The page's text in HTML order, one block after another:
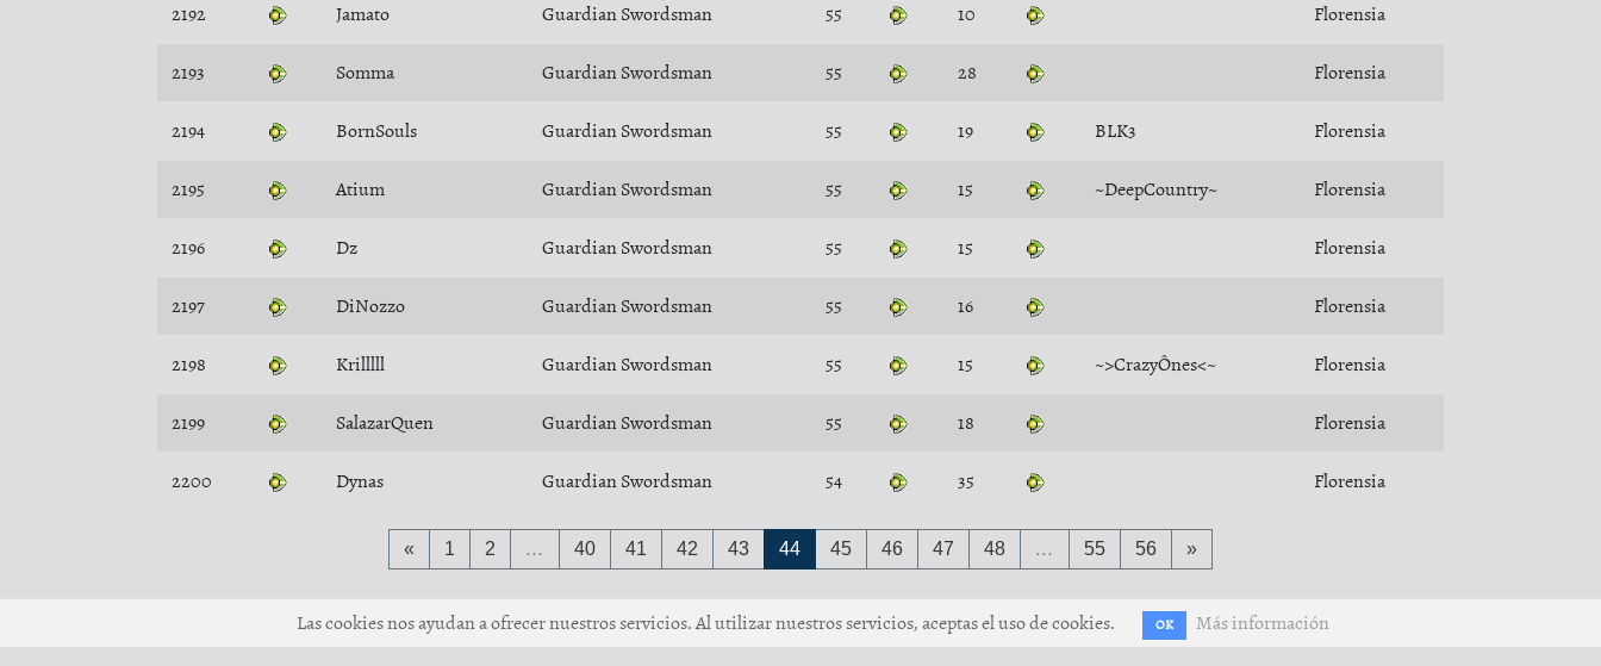
2192 Jamato Guardian Swordsman 55 10 Florensia
2193 Somma Guardian Swordsman 55 28 Florensia
2194 BornSouls Guardian Swordsman 55 19 BLK3 Florensia
2195 Atium Guardian Swordsman 55 15 ~DeepCountry~ Florensia
2196 Dz Guardian Swordsman 55 15 Florensia
2197 DiNozzo Guardian Swordsman 55 16 Florensia
2198 Krilllll Guardian Swordsman 55 15 ~>CrazyÔnes<~ Florensia
2199 SalazarQuen Guardian Swordsman 55 18 Florensia
2200 Dynas Guardian Swordsman 54 35 Florensia
« 1 2 … 40 41 42 43 44 45 46 47 48 … 55 56 »
Las cookies nos ayudan a ofrecer nuestros servicios. Al utilizar nuestros servicios, aceptas el uso de cookies. OK Más información